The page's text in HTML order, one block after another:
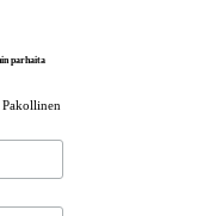
parhaita
Pakollinen